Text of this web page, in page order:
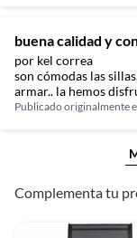
buena calidad y
por kel correa
son cómodas las
armar.. la hemos
Publicado originalmente
Complementa tu